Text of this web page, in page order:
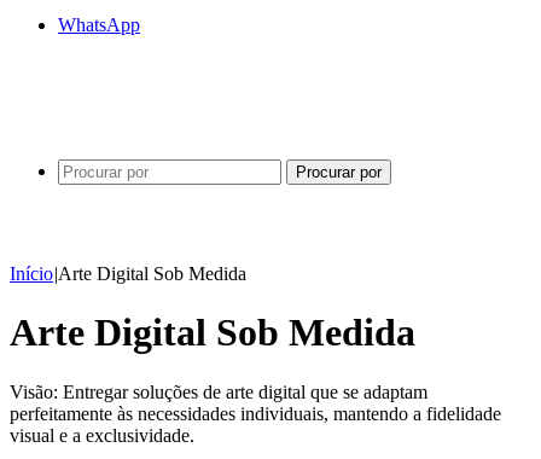
WhatsApp
Procurar por
Início|Arte Digital Sob Medida
Arte Digital Sob Medida
Visão: Entregar soluções de arte digital que se adaptam
perfeitamente às necessidades individuais, mantendo a fidelidade
visual e a exclusividade.